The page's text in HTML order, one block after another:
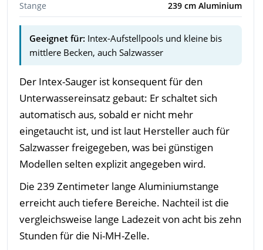
Stange
239 cm Aluminium
Geeignet für: Intex-Aufstellpools und kleine bis
mittlere Becken, auch Salzwasser
Der Intex-Sauger ist konsequent für den
Unterwassereinsatz gebaut: Er schaltet sich
automatisch aus, sobald er nicht mehr
eingetaucht ist, und ist laut Hersteller auch für
Salzwasser freigegeben, was bei günstigen
Modellen selten explizit angegeben wird.
Die 239 Zentimeter lange Aluminiumstange
erreicht auch tiefere Bereiche. Nachteil ist die
vergleichsweise lange Ladezeit von acht bis zehn
Stunden für die Ni-MH-Zelle.